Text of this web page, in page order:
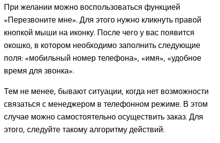
При желании можно воспользоваться функцией
«Перезвоните мне». Для этого нужно кликнуть правой
кнопкой мыши на иконку. После чего у вас появится
окошко, в котором необходимо заполнить следующие
поля: «мобильный номер телефона», «имя», «удобное
время для звонка».
Тем не менее, бывают ситуации, когда нет возможности
связаться с менеджером в телефонном режиме. В этом
случае можно самостоятельно осуществить заказ. Для
этого, следуйте такому алгоритму действий: